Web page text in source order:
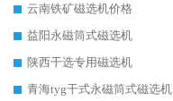
云南铁矿磁选机价格
益阳永磁筒式磁选机
陕西干选专用磁选机
青海tyg干式永磁筒式磁选机